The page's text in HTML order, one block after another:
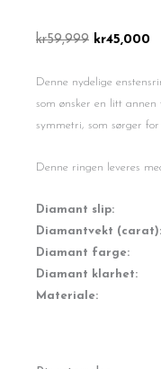
kr59,999 Opprinnelig
var:
kr59,999.
kr45,000
Denne nydelige
som ønsker en litt annen
symmetri, som sørger
Denne ringen leveres
Diamant slip:
Diamantvekt (carat):
Diamant farge:
Diamant klarhet:
Materiale:
14 kt